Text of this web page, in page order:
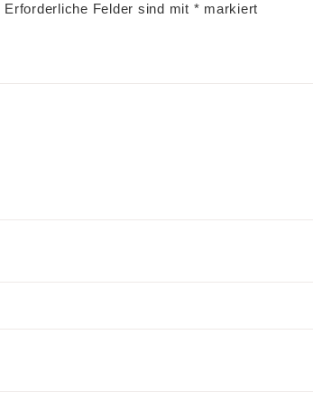
Erforderliche Felder sind mit * markiert